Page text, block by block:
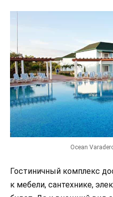
Ocean
Гостиничный комплекс
к мебели, сантехнике,